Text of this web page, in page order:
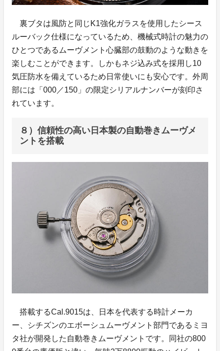
裏ブタは風防と同じK1強化ガラスを使用したシース
ルーバック仕様になっているため、機械式時計の魅力の
ひとつであるムーヴメント心臓部の鼓動のような動きを
楽しむことができます。しかもネジ込み式を採用し10
気圧防水を備えているため日常使いにも安心です。外周
部には「000／150」の限定シリアルナンバーが刻印さ
れています。
８）信頼性の高い日本製の自動巻きムーヴメ
ントを搭載
搭載するCal.9015は、日本を代表する時計メーカ
ー、シチズンのエボーシュムーヴメント部門であるミヨ
タ社が開発した自動巻きムーヴメントです。同社の800